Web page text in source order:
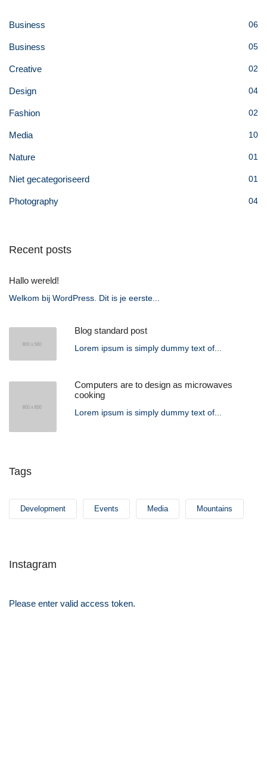
Business 06
Business 05
Creative 02
Design 04
Fashion 02
Media 10
Nature 01
Niet gecategoriseerd 01
Photography 04
Recent posts
Hallo wereld!
Welkom bij WordPress. Dit is je eerste...
Blog standard post
Lorem ipsum is simply dummy text of...
Computers are to design as microwaves
cooking
Lorem ipsum is simply dummy text of...
Tags
Development Events Media Mountains
Instagram
Please enter valid access token.